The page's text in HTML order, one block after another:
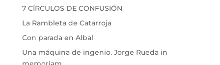
7 CÍRCULOS DE CONFUSIÓN
La Rambleta de Catarroja
Con parada en Albal
Una máquina de ingenio. Jorge Rueda in